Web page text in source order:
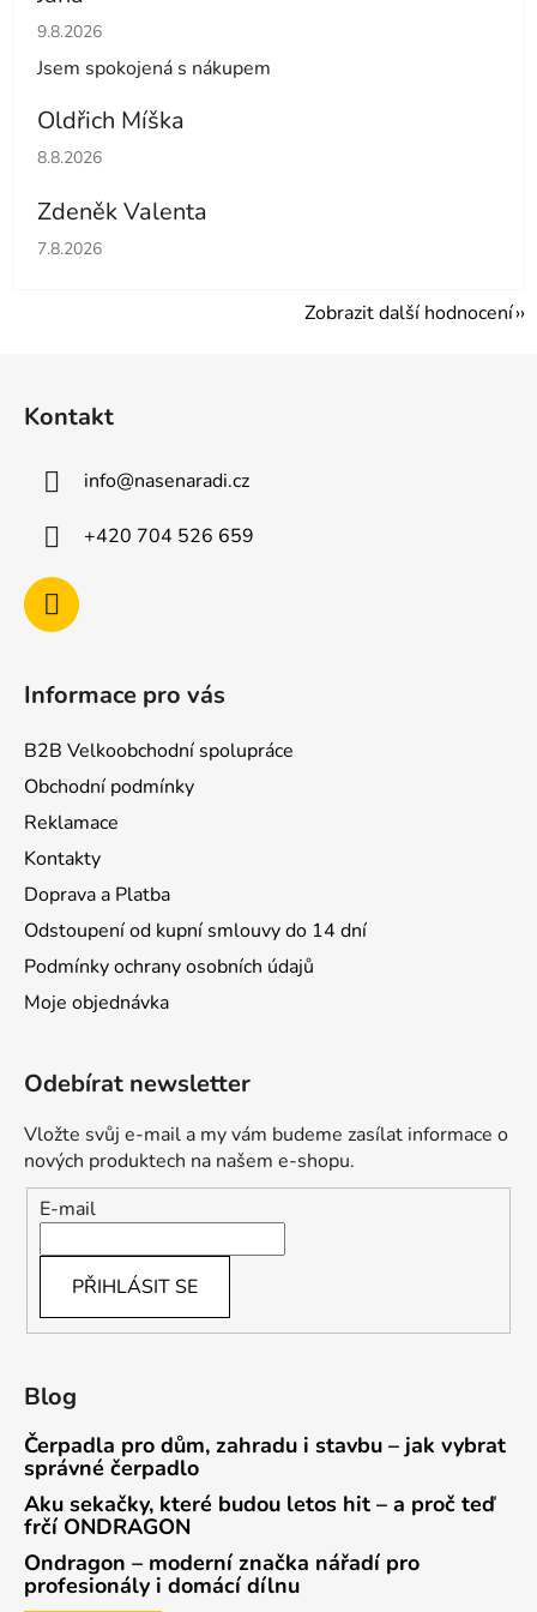
Hodnocení obchodu je 5 z 5 hvězdiček.
9.8.2026
Jsem spokojená s nákupem
Oldřich Míška
Hodnocení obchodu je 5 z 5 hvězdiček.
8.8.2026
Zdeněk Valenta
Hodnocení obchodu je 5 z 5 hvězdiček.
7.8.2026
Zobrazit další hodnocení
Kontakt
info@nasenaradi.cz
+420 704 526 659
Informace pro vás
B2B Velkoobchodní spolupráce
Obchodní podmínky
Reklamace
Kontakty
Doprava a Platba
Odstoupení od kupní smlouvy do 14 dní
Podmínky ochrany osobních údajů
Moje objednávka
Odebírat newsletter
Vložte svůj e-mail a my vám budeme zasílat informace o
nových produktech na našem e-shopu.
E-mail
PŘIHLÁSIT SE
Blog
Čerpadla pro dům, zahradu i stavbu – jak vybrat
správné čerpadlo
Aku sekačky, které budou letos hit – a proč teď
frčí ONDRAGON
Ondragon – moderní značka nářadí pro
profesionály i domácí dílnu